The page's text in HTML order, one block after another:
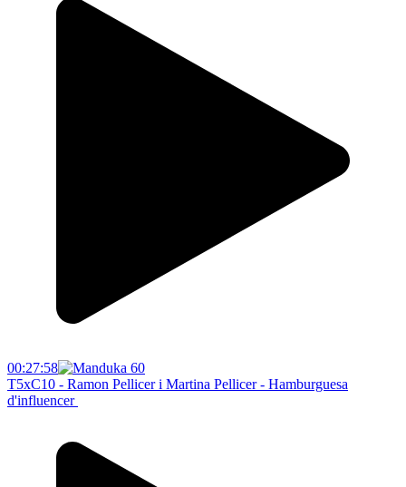
00:27:58
T5xC10 - Ramon Pellicer i Martina Pellicer - Hamburguesa
d'influencer